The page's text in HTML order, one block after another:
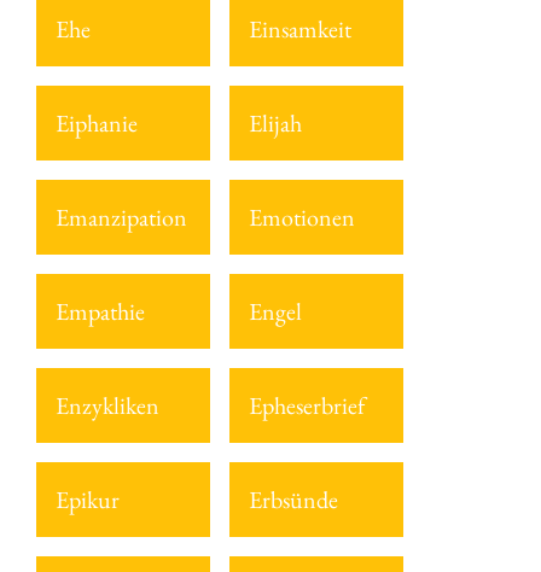
Ehe Einsamkeit
Eiphanie Elijah
Emanzipation Emotionen
Empathie Engel
Enzykliken Epheserbrief
Epikur Erbsünde